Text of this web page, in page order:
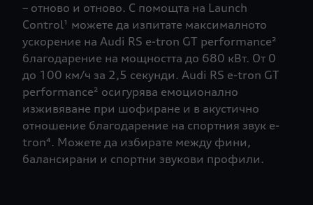
– отново и отново. С помощта на Launch
Control¹ можете да изпитате максималното
ускорение на Audi RS e-tron GT performance²
благодарение на мощността до 680 кВт. От 0
до 100 км/ч за 2,5 секунди. Audi RS e-tron GT
performance² осигурява емоционално
изживяване при шофиране и в акустично
отношение благодарение на спортния звук e-
tron⁴. Можете да избирате между фини,
балансирани и спортни звукови профили.